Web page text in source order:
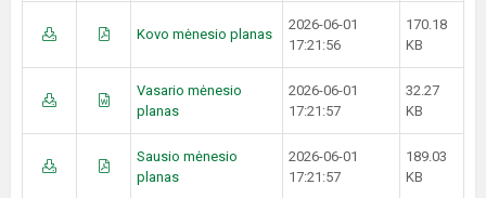
Kovo mėnesio planas
2026-06-01
17:21:56
170.18
KB
Vasario mėnesio
planas
2026-06-01
17:21:57
32.27
KB
Sausio mėnesio
planas
2026-06-01
17:21:57
189.03
KB